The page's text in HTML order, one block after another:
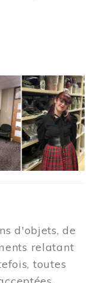
d'objets, de
relatant
toutes